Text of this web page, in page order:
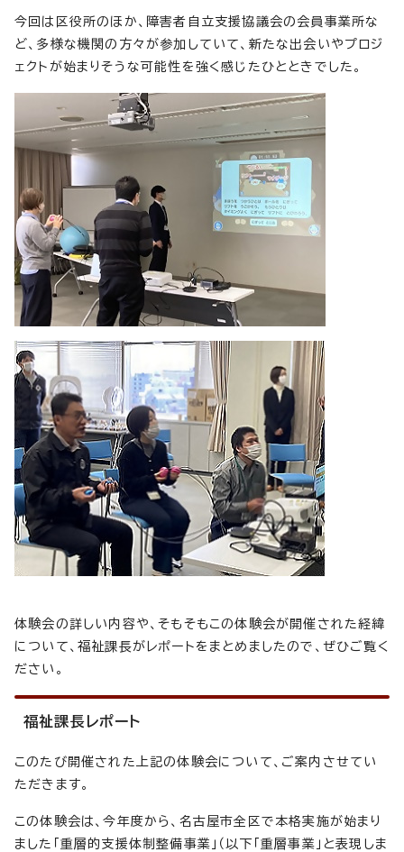
今回は区役所のほか、障害者自立支援協議会の会員事業所な
ど、多様な機関の方々が参加していて、新たな出会いやプロジ
ェクトが始まりそうな可能性を強く感じたひとときでした。
体験会の詳しい内容や、そもそもこの体験会が開催された経緯
について、福祉課長がレポートをまとめましたので、ぜひご覧く
ださい。
福祉課長レポート
このたび開催された上記の体験会について、ご案内させてい
ただきます。
この体験会は、今年度から、名古屋市全区で本格実施が始まり
ました「重層的支援体制整備事業」（以下「重層事業」と表現しま